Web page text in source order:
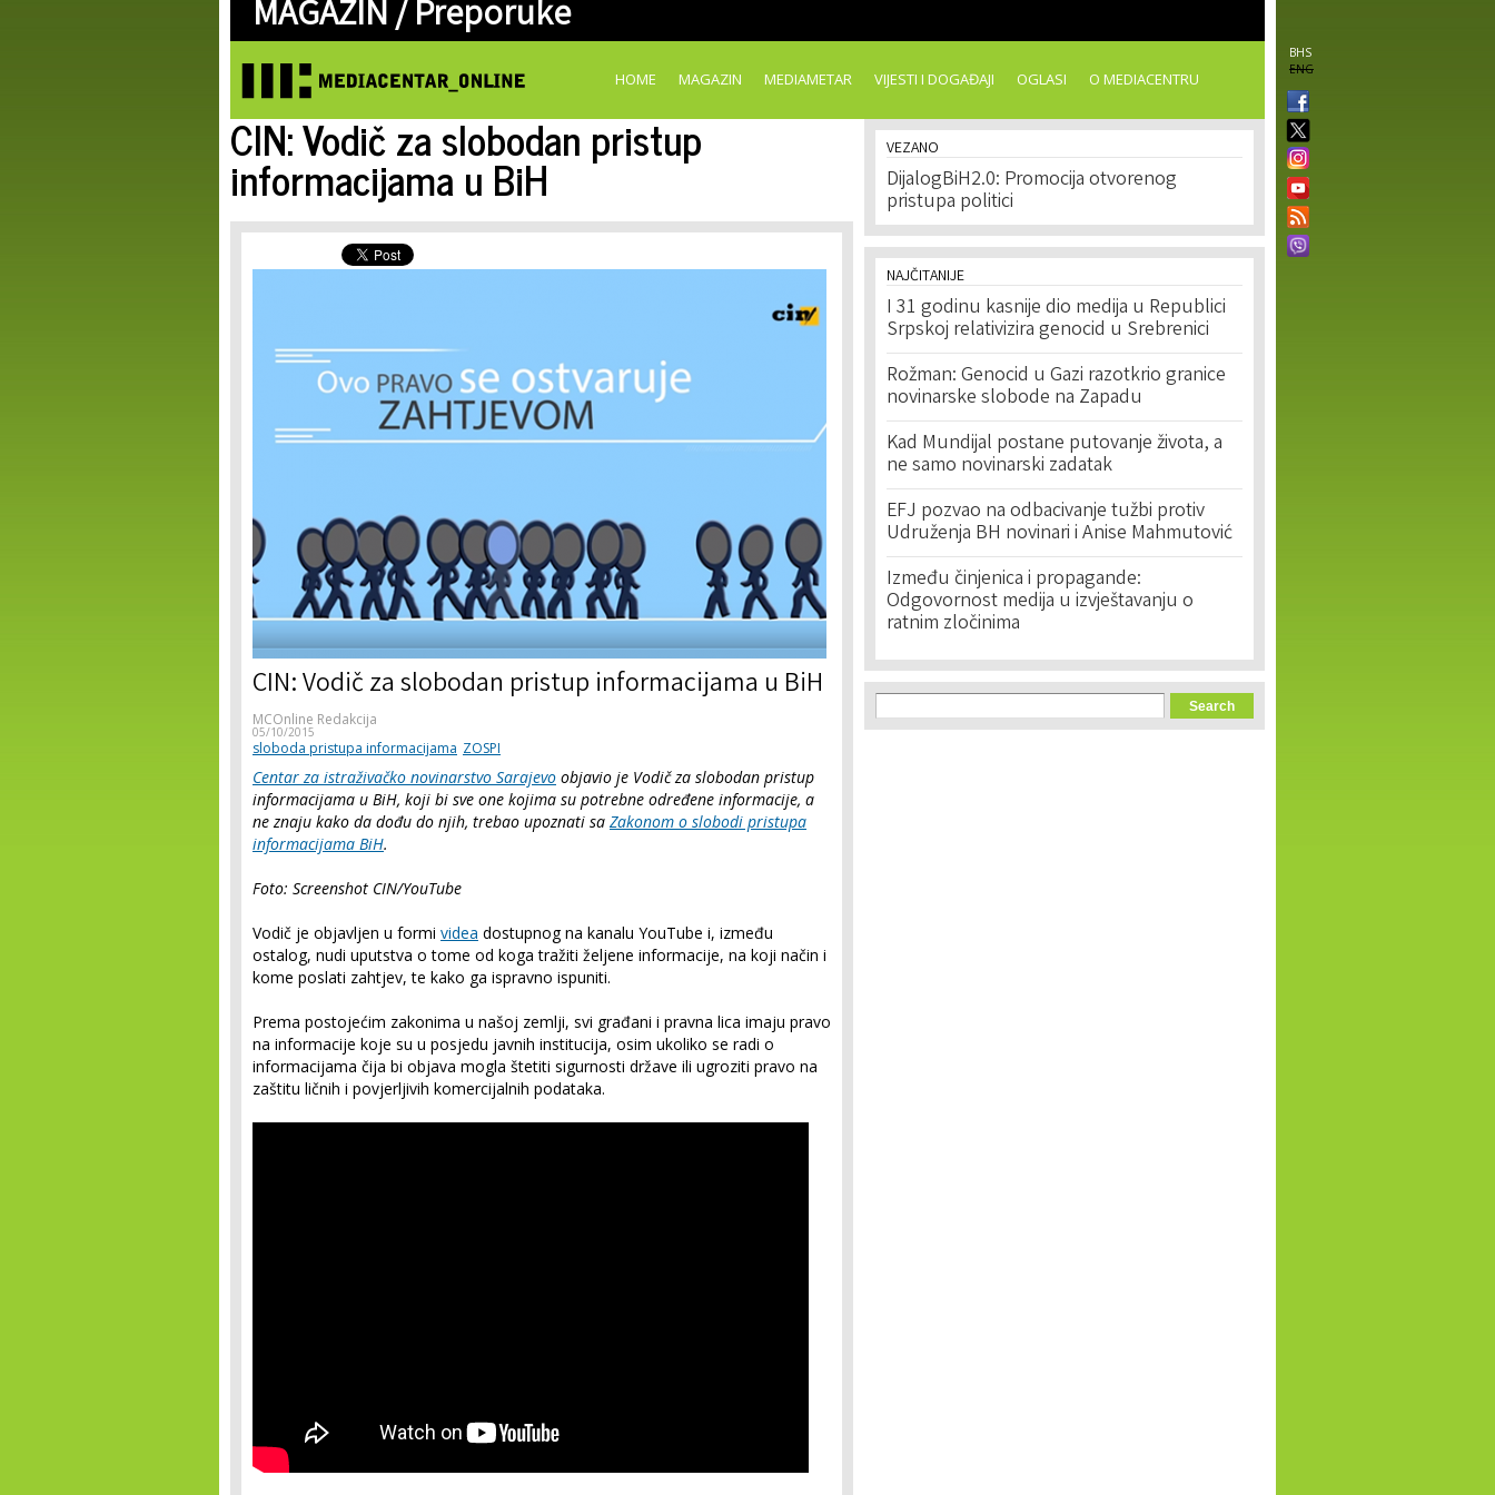
content
MAGAZIN /Preporuke
BHS
ENG
HOME MAGAZIN MEDIAMETAR VIJESTI I DOGAĐAJI OGLASI O MEDIACENTRU
CIN: Vodič za slobodan pristup
informacijama u BiH
CIN: Vodič za slobodan pristup informacijama u BiH
MCOnline Redakcija
05/10/2015
sloboda pristupa informacijama ZOSPI
Centar za istraživačko novinarstvo Sarajevo objavio je Vodič za slobodan pristup
informacijama u BiH, koji bi sve one kojima su potrebne određene informacije, a
ne znaju kako da dođu do njih, trebao upoznati sa Zakonom o slobodi pristupa
informacijama BiH.
Foto: Screenshot CIN/YouTube
Vodič je objavljen u formi videa dostupnog na kanalu YouTube i, između
ostalog, nudi uputstva o tome od koga tražiti željene informacije, na koji način i
kome poslati zahtjev, te kako ga ispravno ispuniti.
Prema postojećim zakonima u našoj zemlji, svi građani i pravna lica imaju pravo
na informacije koje su u posjedu javnih institucija, osim ukoliko se radi o
informacijama čija bi objava mogla štetiti sigurnosti države ili ugroziti pravo na
zaštitu ličnih i povjerljivih komercijalnih podataka.
VEZANO
DijalogBiH2.0: Promocija otvorenog
pristupa politici
NAJČITANIJE
I 31 godinu kasnije dio medija u Republici
Srpskoj relativizira genocid u Srebrenici
Rožman: Genocid u Gazi razotkrio granice
novinarske slobode na Zapadu
Kad Mundijal postane putovanje života, a
ne samo novinarski zadatak
EFJ pozvao na odbacivanje tužbi protiv
Udruženja BH novinari i Anise Mahmutović
Između činjenica i propagande:
Odgovornost medija u izvještavanju o
ratnim zločinima
Search form
Search